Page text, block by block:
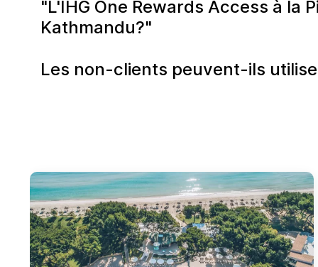
"L'IHG One Rewards Access à la
Kathmandu?"
Les non-clients peuvent-ils